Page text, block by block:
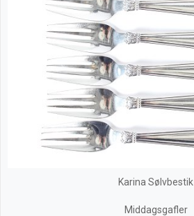
Karina Sølvbestik
Middagsgafler